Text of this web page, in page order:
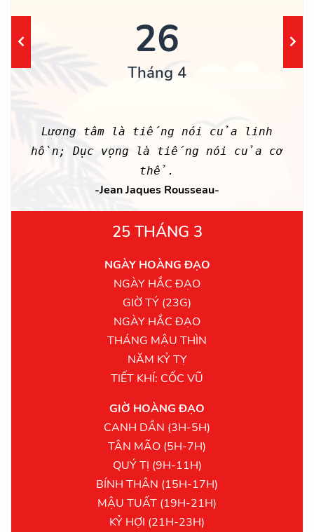
26
Tháng 4
Lương tâm là tiếng nói của linh
hồn; Dục vọng là tiếng nói của cơ
thể.
-Jean Jaques Rousseau-
25 THÁNG 3
NGÀY HOÀNG ĐẠO
NGÀY HẮC ĐẠO
GIỜ TÝ (23G)
NGÀY HẮC ĐẠO
THÁNG MẬU THÌN
NĂM KỶ TỴ
TIẾT KHÍ: CỐC VŨ
GIỜ HOÀNG ĐẠO
CANH DẦN (3H-5H)
TÂN MÃO (5H-7H)
QUÝ TỊ (9H-11H)
BÍNH THÂN (15H-17H)
MẬU TUẤT (19H-21H)
KỶ HỢI (21H-23H)